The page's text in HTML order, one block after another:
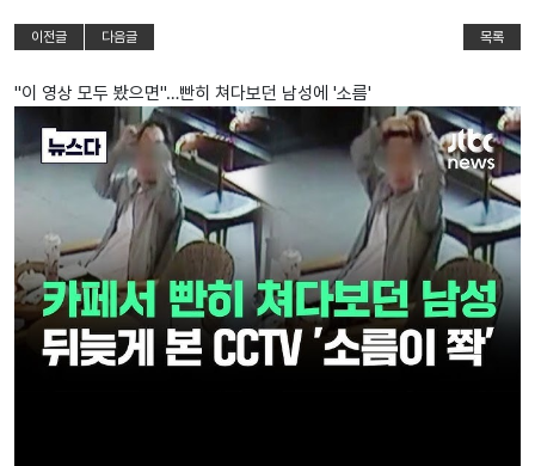
이전글 다음글 목록
"이 영상 모두 봤으면"…빤히 쳐다보던 남성에 '소름'